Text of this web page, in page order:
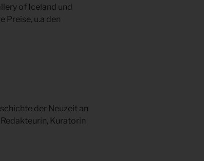
of Iceland und
Preise, u.a den
der Neuzeit an
Kuratorin